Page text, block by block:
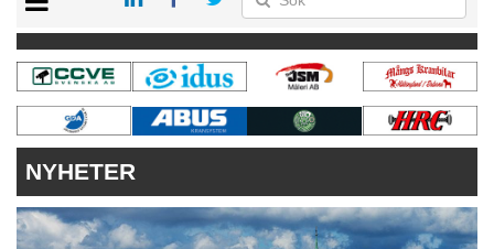
KONTAKT
VÅRA ANDRA MAGASIN
PRENUMERERA
ANNONSERA
NYHETER